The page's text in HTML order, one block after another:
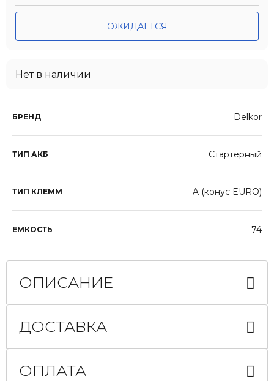
БРЕНД Delkor
ТИП АКБ Стартерный
ТИП КЛЕММ A (конус EURO)
ЕМКОСТЬ 74
ОЖИДАЕТСЯ
Нет в наличии
ОПИСАНИЕ
ДОСТАВКА
ОПЛАТА